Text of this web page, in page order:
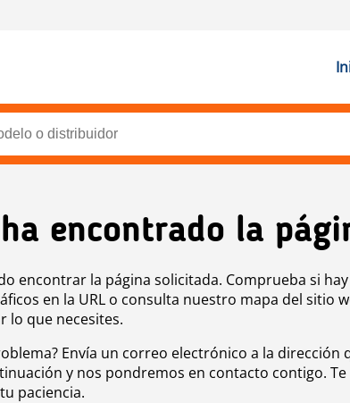
encontrado la
encontrar la página solicitada. Comprueba si hay
en la URL o consulta nuestro mapa del sitio
lo que necesites.
Envía un correo electrónico a la dirección
y nos pondremos en contacto contigo. Te
paciencia.